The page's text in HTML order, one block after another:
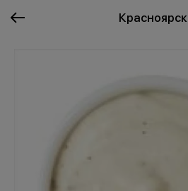
Красноярск